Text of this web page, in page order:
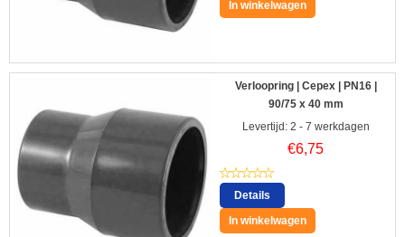
In winkelwagen
Verloopring | Cepex | PN16 |
90/75 x 40 mm
Levertijd: 2 - 7 werkdagen
€6,75
Details
In winkelwagen